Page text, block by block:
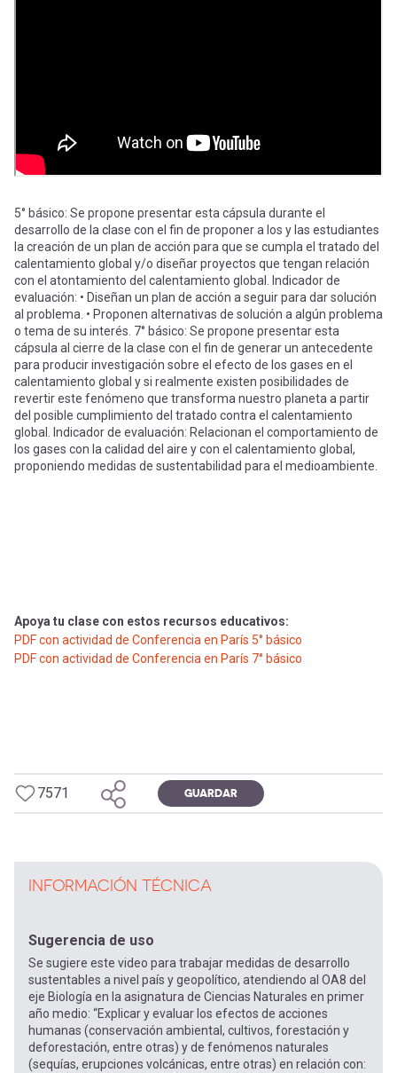
entrar
a
mi
cuenta
5° básico: Se propone presentar esta cápsula durante el
desarrollo de la clase con el fin de proponer a los y las estudiantes
la creación de un plan de acción para que se cumpla el tratado del
calentamiento global y/o diseñar proyectos que tengan relación
con el atontamiento del calentamiento global. Indicador de
evaluación: • Diseñan un plan de acción a seguir para dar solución
al problema. • Proponen alternativas de solución a algún problema
o tema de su interés. 7° básico: Se propone presentar esta
cápsula al cierre de la clase con el fin de generar un antecedente
para producir investigación sobre el efecto de los gases en el
calentamiento global y si realmente existen posibilidades de
revertir este fenómeno que transforma nuestro planeta a partir
del posible cumplimiento del tratado contra el calentamiento
global. Indicador de evaluación: Relacionan el comportamiento de
los gases con la calidad del aire y con el calentamiento global,
proponiendo medidas de sustentabilidad para el medioambiente.
Apoya tu clase con estos recursos educativos:
PDF con actividad de Conferencia en París 5° básico
PDF con actividad de Conferencia en París 7° básico
7571 GUARDAR
INFORMACIÓN TÉCNICA
Sugerencia de uso
Se sugiere este video para trabajar medidas de desarrollo
sustentables a nivel país y geopolítico, atendiendo al OA8 del
eje Biología en la asignatura de Ciencias Naturales en primer
año medio: “Explicar y evaluar los efectos de acciones
humanas (conservación ambiental, cultivos, forestación y
deforestación, entre otras) y de fenómenos naturales
(sequías, erupciones volcánicas, entre otras) en relación con: